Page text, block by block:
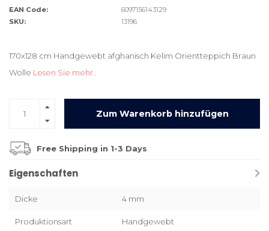
EAN Code:
6097156143129
SKU:
13196
170x128 cm Handgewebt afghanisch Kelim Orientteppich Braun
Wolle Lesen Sie mehr..
Zum Warenkorb hinzufügen
Free Shipping in 1-3 Days
Eigenschaften
Dicke 4 mm
Produktionsart Handgewebt